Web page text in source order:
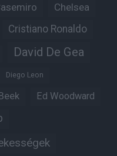
Chelsea
Cristiano Ronaldo
David De Gea
Diego Leon
Ed Woodward